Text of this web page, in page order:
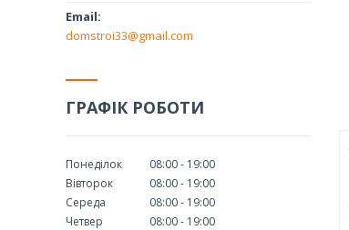
domstroi33@gmail.com
ГРАФІК РОБОТИ
Понеділок 08:00
19:00
Вівторок
08:00
19:00
Середа
08:00
19:00
Четвер
08:00
19:00